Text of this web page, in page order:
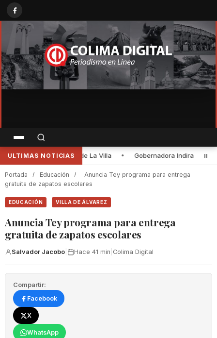
ULTIMAS NOTICIAS
Vizcaíno y titular de Conagua supervisaron avance de 45% en
Portada / Educación /
‎Anuncia Tey programa para entrega
gratuita de zapatos escolares
EDUCACIÓN VILLA DE ÁLVAREZ
‎Anuncia Tey programa para entrega
gratuita de zapatos escolares
Salvador Jacobo Hace 41 min Colima Digital
Compartir:
Facebook
X
WhatsApp